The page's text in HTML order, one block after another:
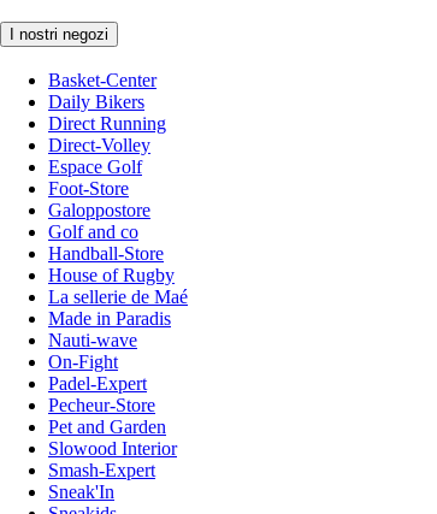
I nostri negozi
Basket-Center
Daily Bikers
Direct Running
Direct-Volley
Espace Golf
Foot-Store
Galoppostore
Golf and co
Handball-Store
House of Rugby
La sellerie de Maé
Made in Paradis
Nauti-wave
On-Fight
Padel-Expert
Pecheur-Store
Pet and Garden
Slowood Interior
Smash-Expert
Sneak'In